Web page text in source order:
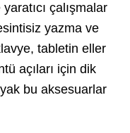
çalışmalar
yazma ve
tabletin eller
açıları için dik
bu aksesuarlar